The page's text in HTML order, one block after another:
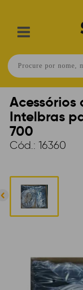
Intelbras
700
Cód.: 16360